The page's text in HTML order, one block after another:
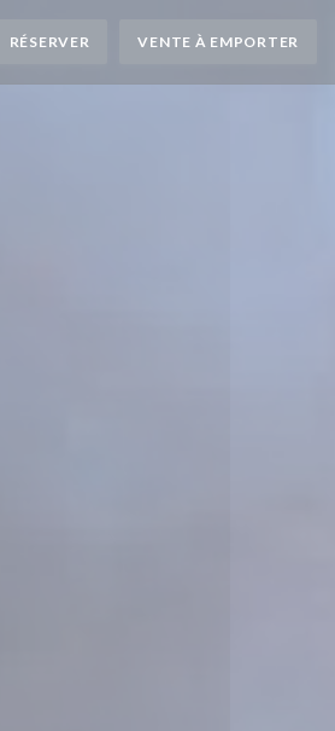
RÉSERVER VENTE À EMPORTER